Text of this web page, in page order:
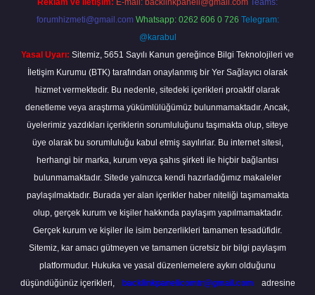
Reklam ve İletişim: E-mail: backlinkpaneli@gmail.com Teams:
forumhizmeti@gmail.com Whatsapp: 0262 606 0 726 Telegram:
@karabul
Yasal Uyarı: Sitemiz, 5651 Sayılı Kanun gereğince Bilgi Teknolojileri ve
İletişim Kurumu (BTK) tarafından onaylanmış bir Yer Sağlayıcı olarak
hizmet vermektedir. Bu nedenle, sitedeki içerikleri proaktif olarak
denetleme veya araştırma yükümlülüğümüz bulunmamaktadır. Ancak,
üyelerimiz yazdıkları içeriklerin sorumluluğunu taşımakta olup, siteye
üye olarak bu sorumluluğu kabul etmiş sayılırlar. Bu internet sitesi,
herhangi bir marka, kurum veya şahıs şirketi ile hiçbir bağlantısı
bulunmamaktadır. Sitede yalnızca kendi hazırladığımız makaleler
paylaşılmaktadır. Burada yer alan içerikler haber niteliği taşımamakta
olup, gerçek kurum ve kişiler hakkında paylaşım yapılmamaktadır.
Gerçek kurum ve kişiler ile isim benzerlikleri tamamen tesadüfidir.
Sitemiz, kar amacı gütmeyen ve tamamen ücretsiz bir bilgi paylaşım
platformudur. Hukuka ve yasal düzenlemelere aykırı olduğunu
düşündüğünüz içerikleri,
backlinkpanelicomtr@gmail.com adresine